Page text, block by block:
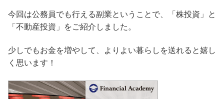
今回は公務員でも行える副業ということで、「株投資」と
「不動産投資」をご紹介しました。
少しでもお金を増やして、よりよい暮らしを送れると嬉し
く思います！